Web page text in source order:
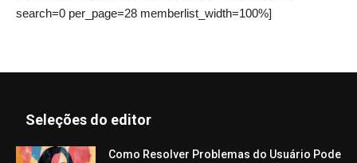
search=0 per_page=28 memberlist_width=100%]
Seleções do editor
Como Resolver Problemas do Usuário Pode